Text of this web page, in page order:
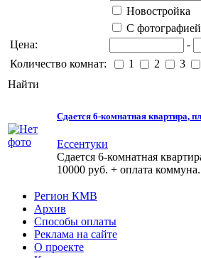
Новостройка
С фотографией
Цена:
-
Количество комнат:
1 2 3
Найти
Сдается 6-комнатная квартира,
Ессентуки
Сдается 6-комнатная
10000 руб. + оплата
Регион КМВ
Архив
Способы оплаты
Реклама на сайте
О проекте